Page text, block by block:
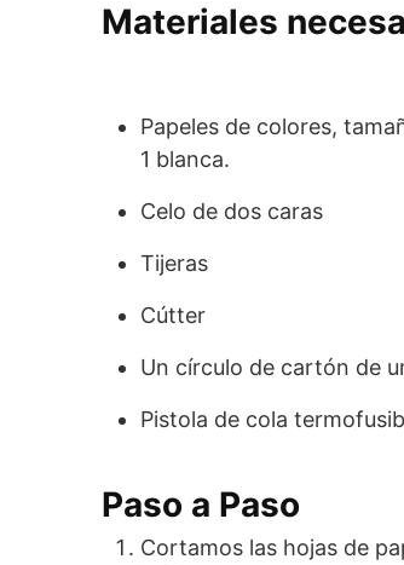
Materiales
Papeles de colores,
1 blanca.
Celo de dos caras
Tijeras
Cútter
Un círculo de cartón de
Pistola de cola
Paso a Paso
Cortamos las hojas de